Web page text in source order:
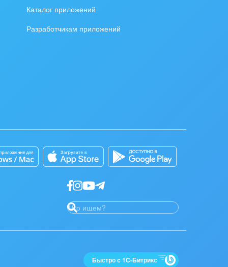
Каталог приложений
Разработчикам приложений
Быстро с 1С-Битрикс